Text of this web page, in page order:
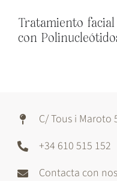
Tratamiento facial
con
C/ Tous i Maroto
+34 610 515 152
Contacta con